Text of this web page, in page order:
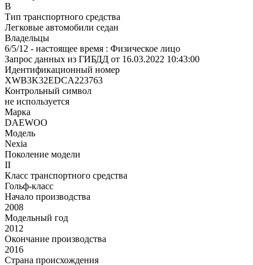
В
Тип транспортного средства
Легковые автомобили седан
Владельцы
6/5/12 - настоящее время : Физическое лицо
Запрос данных из ГИБДД от 16.03.2022 10:43:00
Идентификационный номер
XWB3K32EDCA223763
Контрольный символ
не используется
Марка
DAEWOO
Модель
Nexia
Поколение модели
II
Класс транспортного средства
Гольф-класс
Начало производства
2008
Модельный год
2012
Окончание производства
2016
Страна происхождения